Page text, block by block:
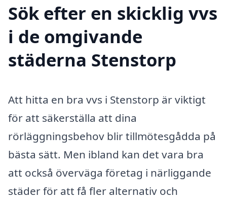
Sök efter en skicklig vvs
i de omgivande
städerna Stenstorp
Att hitta en bra vvs i Stenstorp är viktigt
för att säkerställa att dina
rörläggningsbehov blir tillmötesgådda på
bästa sätt. Men ibland kan det vara bra
att också överväga företag i närliggande
städer för att få fler alternativ och